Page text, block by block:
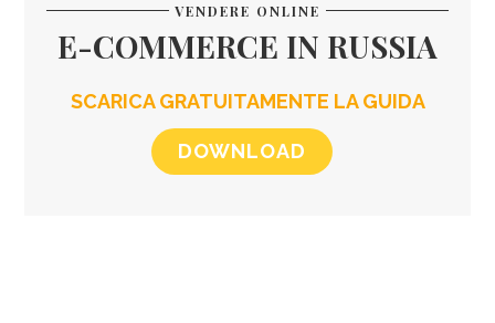
VENDERE ONLINE
E-COMMERCE IN RUSSIA
SCARICA GRATUITAMENTE LA GUIDA
DOWNLOAD